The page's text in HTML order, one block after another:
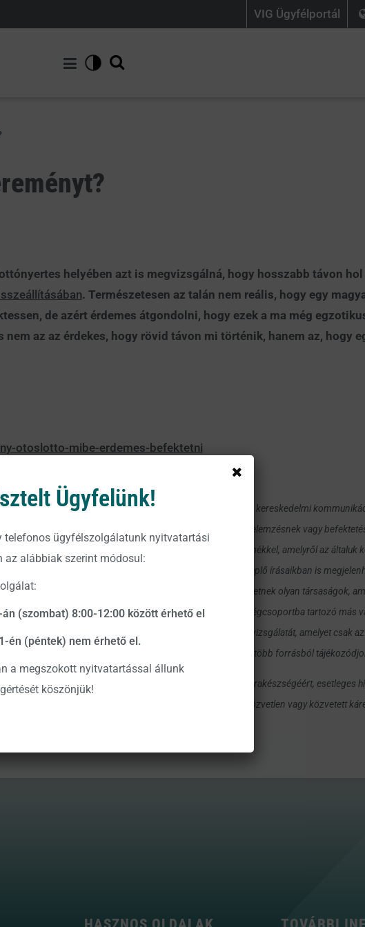
VIG Ügyfélportál
helyében azt is megvizsgálná, hogy hosszabb távon
. Természetesen az talán nem reális, hogy egy
de azért érdemes átgondolni, hogy ezek a ma még
az az érdekes, hogy rövid távon mi történik, hanem az, hogy
otoslotto-mibe-erdemes-befektetni
Zrt., a szerzői az Alapkezelő munkavállalói. A weboldal kereskedelmi
céllal készülnek és nem minősülnek befektetési elemzésnek vagy
olyan pénzügyi és pénzeszközzel vagy más termékkel, amelyről az általuk
során szerzett tapasztalata a jelen blogon szereplő írásaikban is
cikkekben, hírekben és tájékoztatásokban megjelenhetnek olyan társaságok,
vagy a blog szerzőivel akár közvetlenül, akár a VIG Group cégcsoportba tartozó más
és nem helyettesítik a befektetés megfelelőségének vizsgálatát, amelyet csak
döntés meghozatalához kérjük, hogy részletesen és több forrásból
nem vállalnak felelősséget a blogon szereplő tartalom naprakészségéért, esetleges
és a befektetési döntésekből származó bármilyen közvetlen vagy közvetett
Ügyfelünk!
telefonos ügyfélszolgálatunk nyitvatartási
az alábbiak szerint módosul:
(szombat) 8:00-12:00 között érhető el
én (péntek) nem érhető el.
a megszokott nyitvatartással állunk
köszönjük!